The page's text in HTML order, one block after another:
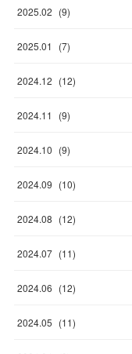
2025.02 (9)
2025.01 (7)
2024.12 (12)
2024.11 (9)
2024.10 (9)
2024.09 (10)
2024.08 (12)
2024.07 (11)
2024.06 (12)
2024.05 (11)